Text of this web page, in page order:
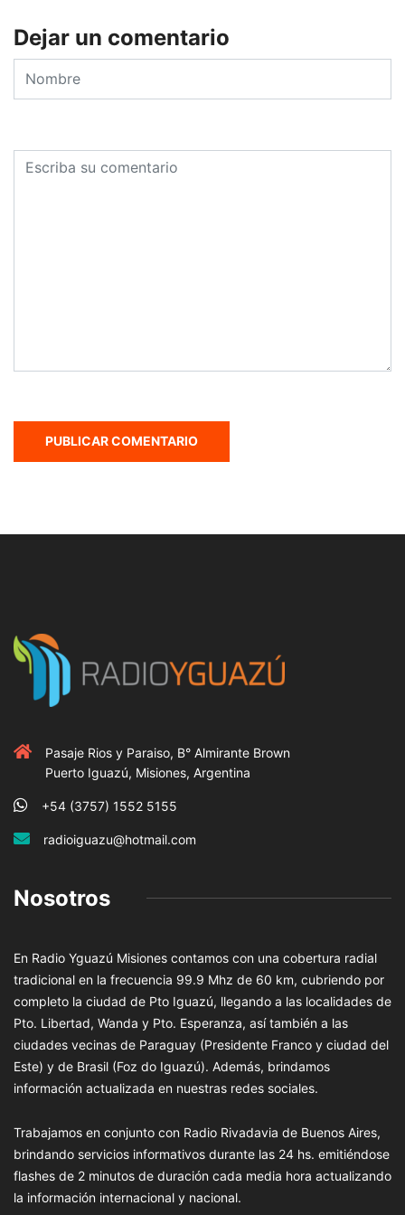
Dejar un comentario
Pasaje Rios y Paraiso, B° Almirante Brown
Puerto Iguazú, Misiones, Argentina
+54 (3757) 1552 5155
radioiguazu@hotmail.com
Nosotros
En Radio Yguazú Misiones contamos con una cobertura radial
tradicional en la frecuencia 99.9 Mhz de 60 km, cubriendo por
completo la ciudad de Pto Iguazú, llegando a las localidades de
Pto. Libertad, Wanda y Pto. Esperanza, así también a las
ciudades vecinas de Paraguay (Presidente Franco y ciudad del
Este) y de Brasil (Foz do Iguazú). Además, brindamos
información actualizada en nuestras redes sociales.
Trabajamos en conjunto con Radio Rivadavia de Buenos Aires,
brindando servicios informativos durante las 24 hs. emitiéndose
flashes de 2 minutos de duración cada media hora actualizando
la información internacional y nacional.